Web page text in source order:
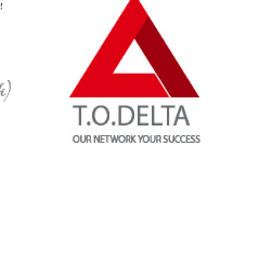
L’uscita di scena di